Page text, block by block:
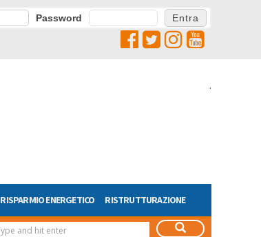
Password
.
RISPARMIO ENERGETICO RISTRUTTURAZIONE